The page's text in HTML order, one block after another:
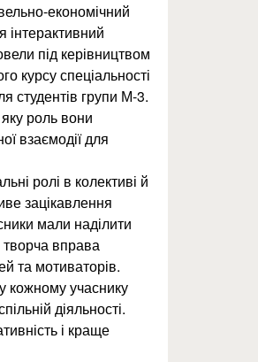
економічний
під керівництвом
курсу спеціальності
студентів групи М-3.
роль вони
взаємодії для
ролі в колективі й
зацікавлення
мали наділити
творча вправа
та мотиваторів.
кожному учаснику
діяльності.
і краще